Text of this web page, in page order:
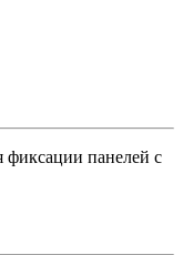
фиксации панелей с